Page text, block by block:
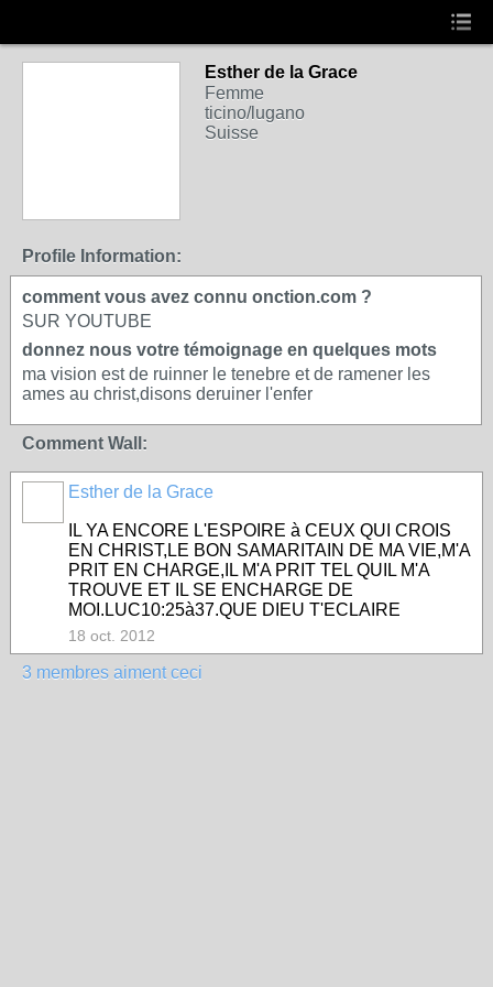
Esther de la Grace
Femme
ticino/lugano
Suisse
Profile Information:
comment vous avez connu onction.com ?
SUR YOUTUBE
donnez nous votre témoignage en quelques mots
ma vision est de ruinner le tenebre et de ramener les
ames au christ,disons deruiner l'enfer
Comment Wall:
Esther de la Grace
IL YA ENCORE L'ESPOIRE à CEUX QUI CROIS
EN CHRIST,LE BON SAMARITAIN DE MA VIE,M'A
PRIT EN CHARGE,IL M'A PRIT TEL QUIL M'A
TROUVE ET IL SE ENCHARGE DE
MOI.LUC10:25à37.QUE DIEU T'ECLAIRE
18 oct. 2012
3 membres aiment ceci